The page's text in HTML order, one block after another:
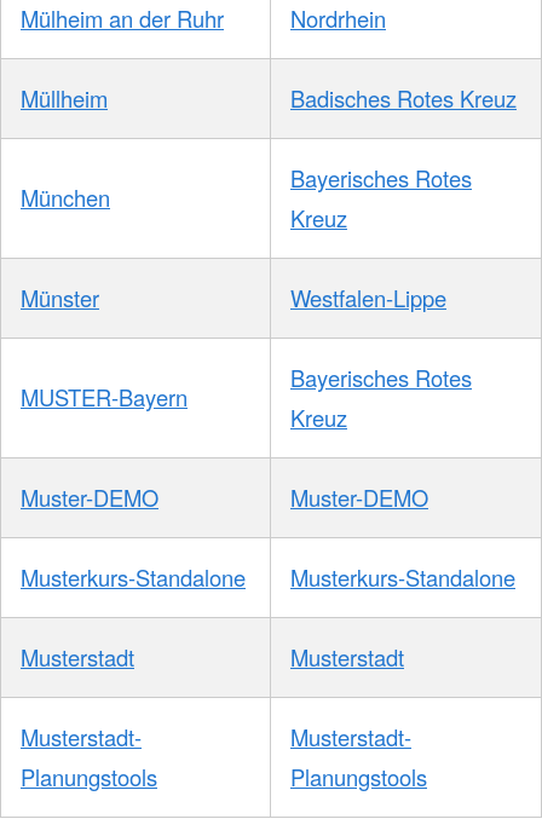
Mülheim an der Ruhr Nordrhein
Müllheim Badisches Rotes Kreuz
München
Bayerisches Rotes
Kreuz
Münster Westfalen-Lippe
MUSTER-Bayern
Bayerisches Rotes
Kreuz
Muster-DEMO Muster-DEMO
Musterkurs-Standalone Musterkurs-Standalone
Musterstadt Musterstadt
Musterstadt-
Planungstools
Musterstadt-
Planungstools